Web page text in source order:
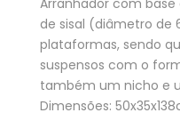
Arranhador com
de sisal (diâmetro de
plataformas, sendo
suspensos com o
também um nicho e
Dimensões: